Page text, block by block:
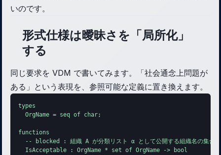
いのです。
形式仕様は曖昧さを「局所化」
する
同じ要求を VDM で書いてみます。「社会通念上問題が
ある」という表現を、参照可能な定義に置き換えます。
types
  OrgName = seq of char;
functions
  -- blocked : 組織 A が分類リスト α として公開する組織名の集合
  IsAcceptable : OrgName * set of OrgName -> bool